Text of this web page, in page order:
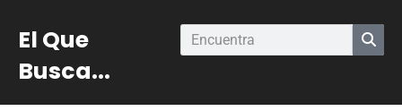
El Que
Busca...